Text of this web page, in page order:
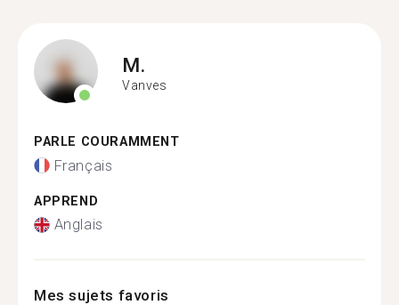
M.
Vanves
PARLE COURAMMENT
Français
APPREND
Anglais
Mes sujets favoris